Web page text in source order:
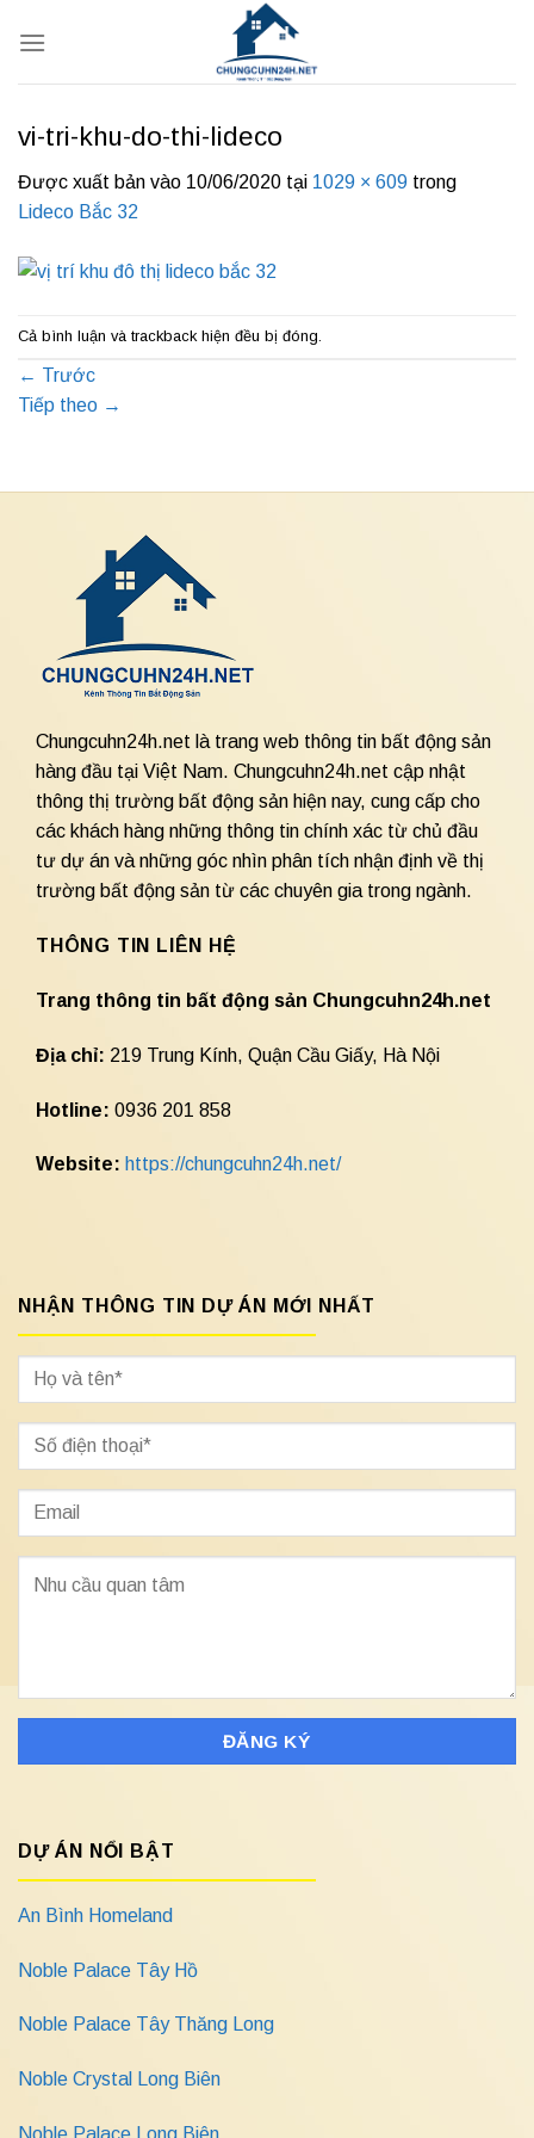
qua
vi-tri-khu-do-thi-lideco
Được xuất bản vào 10/06/2020 tại 1029 × 609 trong
Lideco Bắc 32
Cả bình luận và trackback hiện đều bị đóng.
← Trước
Tiếp theo →
Chungcuhn24h.net là trang web thông tin bất động sản
hàng đầu tại Việt Nam. Chungcuhn24h.net cập nhật
thông thị trường bất động sản hiện nay, cung cấp cho
các khách hàng những thông tin chính xác từ chủ đầu
tư dự án và những góc nhìn phân tích nhận định về thị
trường bất động sản từ các chuyên gia trong ngành.
THÔNG TIN LIÊN HỆ
Trang thông tin bất động sản Chungcuhn24h.net
Địa chỉ: 219 Trung Kính, Quận Cầu Giấy, Hà Nội
Hotline: 0936 201 858
Website: https://chungcuhn24h.net/
NHẬN THÔNG TIN DỰ ÁN MỚI NHẤT
DỰ ÁN NỔI BẬT
An Bình Homeland
Noble Palace Tây Hồ
Noble Palace Tây Thăng Long
Noble Crystal Long Biên
Noble Palace Long Biên